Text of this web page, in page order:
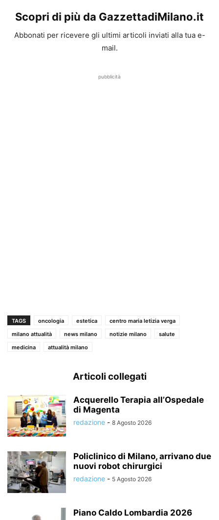
Scopri di più da GazzettadiMilano.it
Abbonati per ricevere gli ultimi articoli inviati alla tua e-
mail.
pubblicità
TAGS oncologia estetica
centro maria letizia verga
milano attualità
news milano notizie milano
salute
medicina
attualità milano
Articoli collegati
Acquerello Terapia all’Ospedale
di Magenta
redazione - 8 Agosto 2026
Policlinico di Milano, arrivano due
nuovi robot chirurgici
redazione - 5 Agosto 2026
Piano Caldo Lombardia 2026